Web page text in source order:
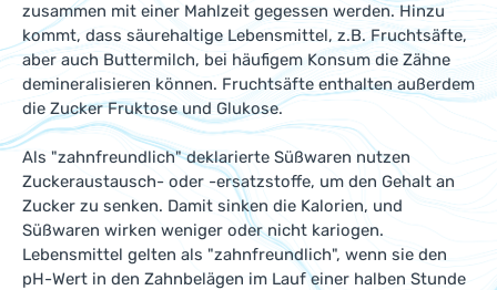
zusammen mit einer Mahlzeit gegessen werden. Hinzu
kommt, dass säurehaltige Lebensmittel, z.B. Fruchtsäfte,
aber auch Buttermilch, bei häufigem Konsum die Zähne
demineralisieren können. Fruchtsäfte enthalten außerdem
die Zucker Fruktose und Glukose.
Als "zahnfreundlich" deklarierte Süßwaren nutzen
Zuckeraustausch- oder -ersatzstoffe, um den Gehalt an
Zucker zu senken. Damit sinken die Kalorien, und
Süßwaren wirken weniger oder nicht kariogen.
Lebensmittel gelten als "zahnfreundlich", wenn sie den
pH-Wert in den Zahnbelägen im Lauf einer halben Stunde